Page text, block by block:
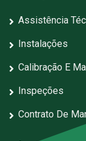
Assistência
Instalações
Calibração E
Inspeções
Contrato De